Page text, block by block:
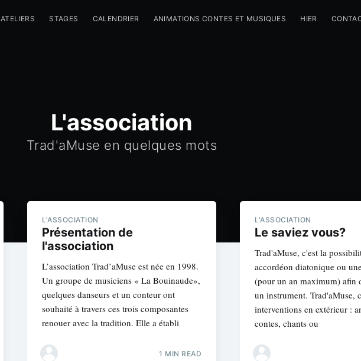
ATELIERS STAGES CALENDRIER ANIMATIONS CONTES ET MUSIQUES HIER
L'association
Trad'aMuse en quelques mots
L'ASSOCIATION
Présentation de
l'association
L’association Trad’aMuse est née en 1998.
Un groupe de musiciens « La Bouinaude»,
quelques danseurs et un conteur ont
souhaité à travers ces trois composantes
renouer avec la tradition. Elle a établi
1 MIN READ
L'ASSOCIATION
Le saviez vous?
Trad'aMuse, c'est la
accordéon diatonique ou
(pour un an maximum) afin
un instrument. Trad'aMuse,
interventions en extérieur :
contes, chants ou